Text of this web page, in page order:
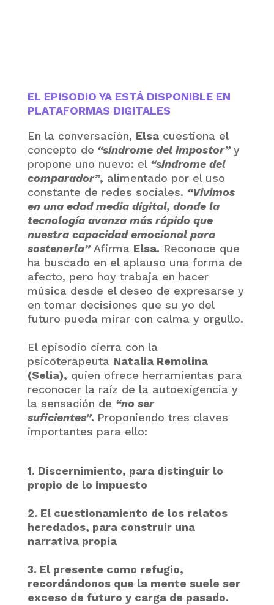
EL EPISODIO YA ESTÁ DISPONIBLE EN
PLATAFORMAS DIGITALES
En la conversación, Elsacuestiona el
concepto de “síndrome del impostor”y
propone uno nuevo: el “síndrome del
comparador”, alimentado por el uso
constante de redes sociales. “Vivimos
en una edad media digital, donde la
tecnología avanza más rápido que
nuestra capacidad emocional para
sostenerla”Afirma Elsa. Reconoce que
ha buscado en el aplauso una forma de
afecto, pero hoy trabaja en hacer
música desde el deseo de expresarse y
en tomar decisiones que su yo del
futuro pueda mirar con calma y orgullo.
El episodio cierra con la
psicoterapeuta Natalia Remolina
(Selia), quien ofrece herramientas para
reconocer la raíz de la autoexigencia y
la sensación de “no ser
suficientes”. Proponiendo tres claves
importantes para ello:
1. Discernimiento, para distinguir lo
propio de lo impuesto
2. El cuestionamiento de los relatos
heredados, para construir una
narrativa propia
3. El presente como refugio,
recordándonos que la mente suele ser
exceso de futuro y carga de pasado.